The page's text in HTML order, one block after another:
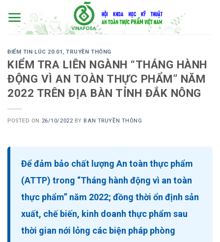
content
ĐIỂM TIN LÚC 20:01,TRUYỀN THÔNG
KIỂM TRA LIÊN NGÀNH “THÁNG HÀNH
ĐỘNG VÌ AN TOÀN THỰC PHẨM” NĂM
2022 TRÊN ĐỊA BÀN TỈNH ĐẮK NÔNG
POSTED ON 26/10/2022 BY BAN TRUYỀN THÔNG
Để đảm bảo chất lượng An toàn thực phẩm
(ATTP) trong “Tháng hành động vì an toàn
thực phẩm” năm 2022; đồng thời ổn định sản
xuất, chế biến, kinh doanh thực phẩm sau
thời gian nới lỏng các biện pháp phòng